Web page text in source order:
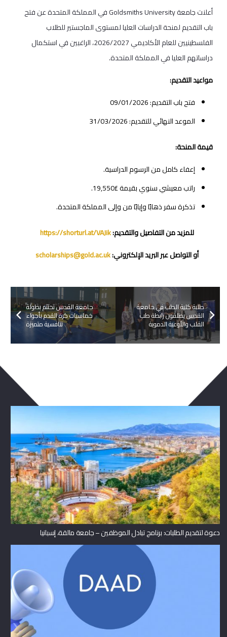
أعلنت جامعة Goldsmiths University في المملكة المتحدة عن فتح
باب التقديم لمنحة الدراسات العليا لمستوى الماجستير للطلاب
الفلسطينيين للعام الأكاديمي 2026/2027، الراغبين في استكمال
دراساتهم العليا في المملكة المتحدة.
مواعيد التقديم:
فتح باب التقديم: 09/01/2026
الموعد النهائي للتقديم: 31/03/2026
قيمة المنحة:
إعفاء كامل من الرسوم الدراسية.
راتب معيشي سنوي بقيمة £19,550.
تذكرة سفر ذهابًا وإيابًا من وإلى المملكة المتحدة.
للمزيد من التفاصيل والتقديم:https://shorturl.at/VAJik
أو التواصل عبر البريد الإلكتروني:scholarships@gold.ac.uk
جامعة القدس تختتم بطولة
خماسيات كرة القدم بأجواء
تنافسية متميزة
طلبة كلية الطب في جامعة
القدس يطلقون رابطة طب
القلب والأوعية الدموية
دعوة لتقديم الطلبات: برنامج تبادل الموظفين – جامعة مالقة، إسبانيا